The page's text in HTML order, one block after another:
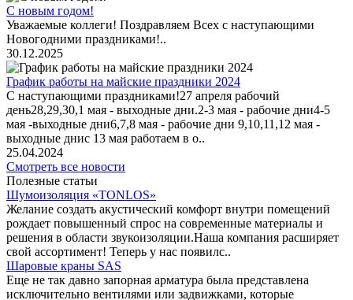
С новым годом!
Уважаемые коллеги! Поздравляем Всех с наступающими
Новогодними праздниками!..
30.12.2025
График работы на майские праздники 2024
С наступающими праздниками!27 апреля рабочий
день28,29,30,1 мая - выходные дни.2-3 мая - рабочие дни4-5
мая -выходные дни6,7,8 мая - рабочие дни 9,10,11,12 мая -
выходные днис 13 мая работаем в о..
25.04.2024
Смотреть все новости
Полезные статьи
Шумоизоляция «TONLOS»
Желание создать акустический комфорт внутри помещений
рождает повышенный спрос на современные материалы и
решения в области звукоизоляции.Наша компания расширяет
свой ассортимент! Теперь у нас появилс..
Шаровые краны SAS
Еще не так давно запорная арматура была представлена
исключительно вентилями или задвижками, которые